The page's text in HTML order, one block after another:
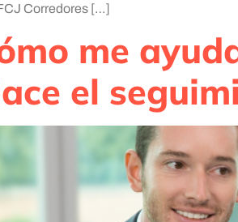
Corredores […]
me
el